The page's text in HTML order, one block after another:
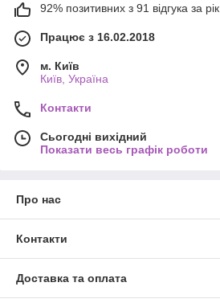
92% позитивних з 91 відгука за рік
Працює з 16.02.2018
м. Київ
Київ, Україна
Контакти
Сьогодні вихідний
Показати весь графік роботи
Про нас
Контакти
Доставка та оплата